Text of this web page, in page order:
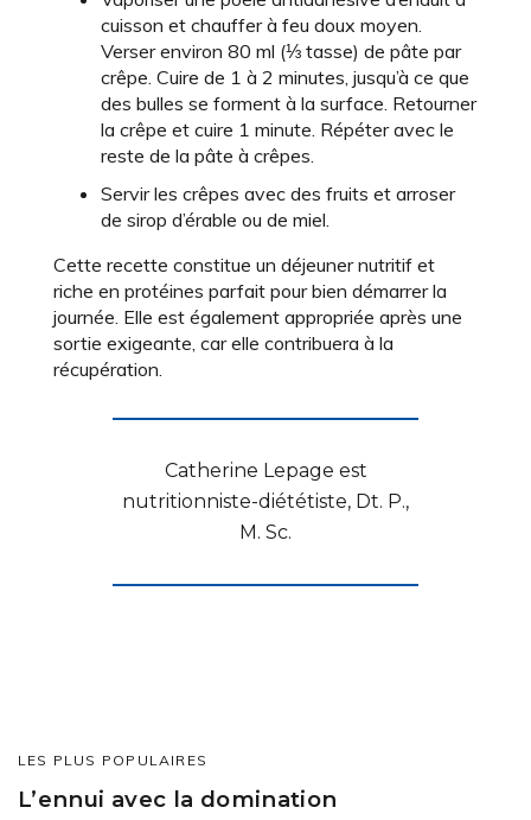
cuisson et chauffer à feu doux moyen.
Verser environ 80 ml (⅓ tasse) de pâte par
crêpe. Cuire de 1 à 2 minutes, jusqu’à ce que
des bulles se forment à la surface. Retourner
la crêpe et cuire 1 minute. Répéter avec le
reste de la pâte à crêpes.
Servir les crêpes avec des fruits et arroser
de sirop d’érable ou de miel.
Cette recette constitue un déjeuner nutritif et
riche en protéines parfait pour bien démarrer la
journée. Elle est également appropriée après une
sortie exigeante, car elle contribuera à la
récupération.
Catherine Lepage est
nutritionniste-diététiste, Dt. P.,
M. Sc.
LES PLUS POPULAIRES
L’ennui avec la domination